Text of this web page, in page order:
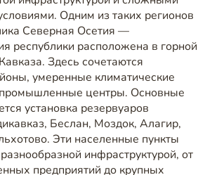
Одним из таких регионов
Северная Осетия —
республики расположена в горной
Здесь сочетаются
умеренные климатические
центры. Основные
установка резервуаров
Беслан, Моздок, Алагир,
Эти населенные пункты
инфраструктурой, от
предприятий до крупных